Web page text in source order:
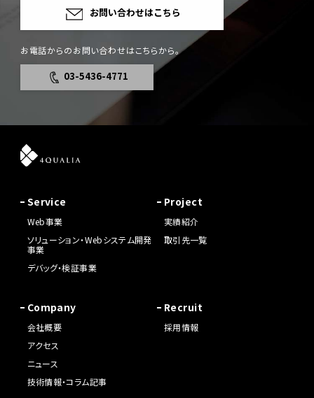
お問い合わせはこちら
お電話からのお問い合わせはこちらから。
03-5436-4771
Service
Web事業
ソリューション・Webシステム開発
事業
デバッグ・検証事業
Project
実績紹介
取引先一覧
Company
会社概要
アクセス
ニュース
技術情報・コラム記事
Recruit
採用情報